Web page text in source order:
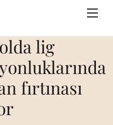
lig
fırtınası